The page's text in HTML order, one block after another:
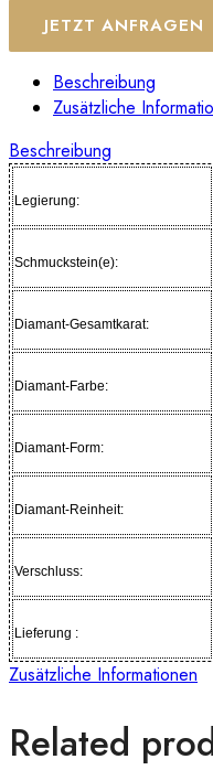
JETZT ANFRAGEN
Beschreibung
Zusätzliche
Beschreibung
Legierung:
Schmuckstein(e):
Diamant-Gesamtkarat:
Diamant-Farbe:
Diamant-Form:
Diamant-Reinheit:
Verschluss:
Lieferung :
Zusätzliche Informationen
Related